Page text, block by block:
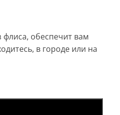
флиса, обеспечит вам
в городе или на